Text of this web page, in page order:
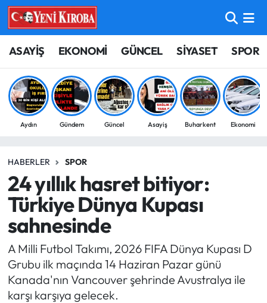
ASAYİŞ EKONOMİ GÜNCEL SİYASET SPOR
Aydın Gündem Güncel Asayiş Buharkent Ekonomi
HABERLER SPOR
24 yıllık hasret bitiyor:
Türkiye Dünya Kupası
sahnesinde
A Milli Futbol Takımı, 2026 FIFA Dünya Kupası D
Grubu ilk maçında 14 Haziran Pazar günü
Kanada'nın Vancouver şehrinde Avustralya ile
karşı karşıya gelecek.
ASAYİŞ
BİLİM-TEKNOLOJİ
ÇEVRE
EĞİTİM
EKONOMİ
GÜNCEL
GÜNDEM
MAGAZİN
Aydın Nöbetçi Eczaneler
Aydın Hava Durumu
Aydin Namaz Vakitleri
Süper Lig Puan Durumu ve Fikstür
Tüm Manşetler
Son Dakika Haberleri
Haber Arşivi